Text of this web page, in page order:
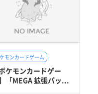
モンカードゲーム
ポケモンカードゲー
「MEGA 拡張パッ...